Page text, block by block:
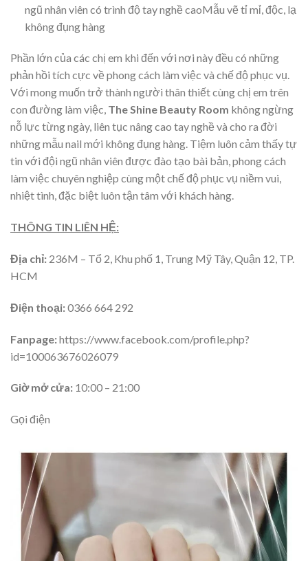
ngũ nhân viên có trình độ tay nghề caoMẫu vẽ tỉ mỉ, độc, lạ
không đụng hàng
Phần lớn của các chị em khi đến với nơi này đều có những
phản hồi tích cực về phong cách làm việc và chế độ phục vụ.
Với mong muốn trở thành người thân thiết cùng chị em trên
con đường làm việc, The Shine Beauty Room không ngừng
nỗ lực từng ngày, liên tục nâng cao tay nghề và cho ra đời
những mẫu nail mới không đụng hàng. Tiệm luôn cảm thấy tự
tin với đội ngũ nhân viên được đào tạo bài bản, phong cách
làm việc chuyên nghiệp cùng một chế độ phục vụ niềm vui,
nhiệt tình, đặc biệt luôn tận tâm với khách hàng.
THÔNG TIN LIÊN HỆ:
Địa chỉ: 236M – Tổ 2, Khu phố 1, Trung Mỹ Tây, Quận 12, TP.
HCM
Điện thoại:0366 664 292
Fanpage:https://www.facebook.com/profile.php?
id=100063676026079
Giờ mở cửa: 10:00 – 21:00
Gọi điện